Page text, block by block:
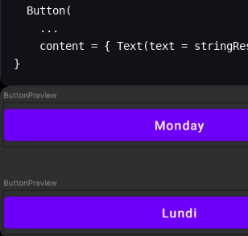
  Button(
    ...
content = { Text(text =
}